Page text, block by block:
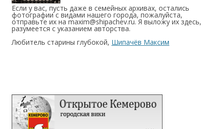
Если у вас, пусть даже в семейных архивах, остались
фотографии с видами нашего города, пожалуйста,
отправьте их на maxim@shipachev.ru. Я выложу их здесь,
разумеется с указанием авторства.
Любитель старины глубокой, Шипачёв Максим